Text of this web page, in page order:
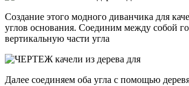
Создание этого модного диванчика для
углов основания. Соединим между собой
вертикальную части угла
Далее соединяем оба угла с помощью